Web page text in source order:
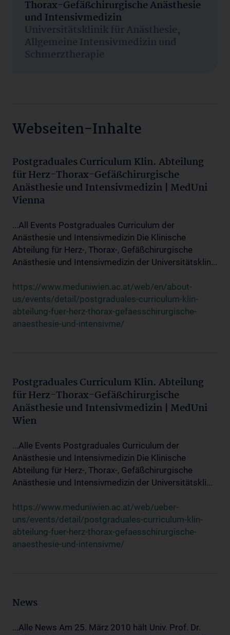
Thorax-Gefäßchirurgische Anästhesie
und Intensivmedizin
Universitätsklinik für Anästhesie,
Allgemeine Intensivmedizin und
Schmerztherapie
Webseiten-Inhalte
Postgraduales Curriculum Klin. Abteilung
für Herz-Thorax-Gefäßchirurgische
Anästhesie und Intensivmedizin | MedUni
Vienna
...All Events Postgraduales Curriculum der
Anästhesie und Intensivmedizin Die Klinische
Abteilung für Herz-, Thorax-, Gefäßchirurgische
Anästhesie und Intensivmedizin der Universitätsklin...
https://www.meduniwien.ac.at/web/en/about-
us/events/detail/postgraduales-curriculum-klin-
abteilung-fuer-herz-thorax-gefaesschirurgische-
anaesthesie-und-intensivme/
Postgraduales Curriculum Klin. Abteilung
für Herz-Thorax-Gefäßchirurgische
Anästhesie und Intensivmedizin | MedUni
Wien
...Alle Events Postgraduales Curriculum der
Anästhesie und Intensivmedizin Die Klinische
Abteilung für Herz-, Thorax-, Gefäßchirurgische
Anästhesie und Intensivmedizin der Universitätskli...
https://www.meduniwien.ac.at/web/ueber-
uns/events/detail/postgraduales-curriculum-klin-
abteilung-fuer-herz-thorax-gefaesschirurgische-
anaesthesie-und-intensivme/
News
...Alle News Am 25. März 2010 hält Univ. Prof. Dr.